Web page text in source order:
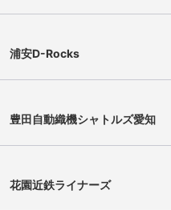
ヘンリー・タエフ
Henry Taefu
浦安D-Rocks
豊田自動織機シャトルズ愛知
花園近鉄ライナーズ